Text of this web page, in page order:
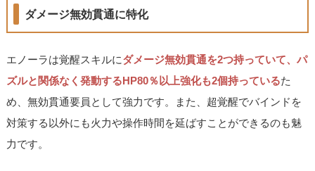
ダメージ無効貫通に特化
エノーラは覚醒スキルにダメージ無効貫通を2つ持っていて、パ
ズルと関係なく発動するHP80％以上強化も2個持っているた
め、無効貫通要員として強力です。また、超覚醒でバインドを
対策する以外にも火力や操作時間を延ばすことができるのも魅
力です。